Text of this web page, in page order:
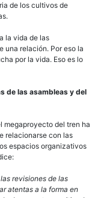
de los cultivos de
la vida de las
una relación. Por eso la
por la vida. Eso es lo
de las asambleas y del
megaproyecto del tren ha
relacionarse con las
espacios organizativos
revisiones de las
atentas a la forma en